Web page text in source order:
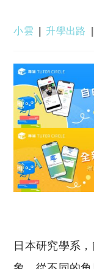
Post
小雲
Post
升學出路
日本研究學系